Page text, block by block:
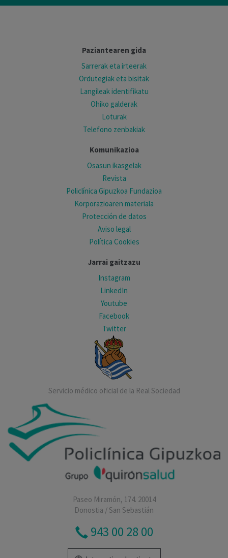
Paziantearen gida
Sarrerak eta irteerak
Ordutegiak eta bisitak
Langileak identifikatu
Ohiko galderak
Loturak
Telefono zenbakiak
Komunikazioa
Osasun ikasgelak
Revista
Policlínica Gipuzkoa Fundazioa
Korporazioaren materiala
Protección de datos
Aviso legal
Política Cookies
Jarrai gaitzazu
Instagram
LinkedIn
Youtube
Facebook
Twitter
Servicio médico oficial de la Real Sociedad
Paseo Miramón, 174. 20014
Donostia / San Sebastián
943 00 28 00